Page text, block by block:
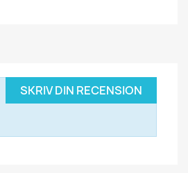
SKRIV DIN RECENSION